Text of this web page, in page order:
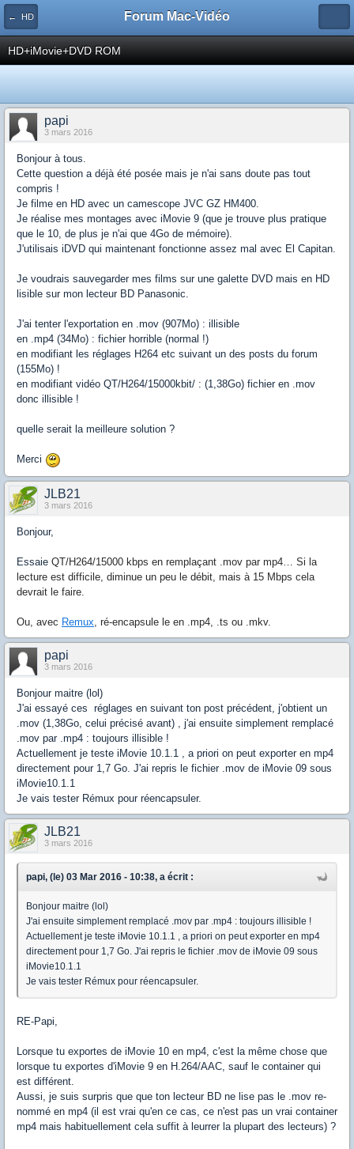
← HD Forum Mac-Vidéo
HD+iMovie+DVD ROM
papi
3 mars 2016
Bonjour à tous.
Cette question a déjà été posée mais je n'ai sans doute pas tout
compris !
Je filme en HD avec un camescope JVC GZ HM400.
Je réalise mes montages avec iMovie 9 (que je trouve plus pratique
que le 10, de plus je n'ai que 4Go de mémoire).
J'utilisais iDVD qui maintenant fonctionne assez mal avec El Capitan.
Je voudrais sauvegarder mes films sur une galette DVD mais en HD
lisible sur mon lecteur BD Panasonic.
J'ai tenter l'exportation en .mov (907Mo) : illisible
en .mp4 (34Mo) : fichier horrible (normal !)
en modifiant les réglages H264 etc suivant un des posts du forum
(155Mo) !
en modifiant vidéo QT/H264/15000kbit/ : (1,38Go) fichier en .mov
donc illisible !
quelle serait la meilleure solution ?
Merci
JLB21
3 mars 2016
Bonjour,
Essaie QT/H264/15000 kbps en remplaçant .mov par mp4… Si la
lecture est difficile, diminue un peu le débit, mais à 15 Mbps cela
devrait le faire.
Ou, avec Remux , ré-encapsule le en .mp4, .ts ou .mkv.
papi
3 mars 2016
Bonjour maitre (lol)
J'ai essayé ces réglages en suivant ton post précédent, j'obtient un
.mov (1,38Go, celui précisé avant) , j'ai ensuite simplement remplacé
.mov par .mp4 : toujours illisible !
Actuellement je teste iMovie 10.1.1 , a priori on peut exporter en mp4
directement pour 1,7 Go. J'ai repris le fichier .mov de iMovie 09 sous
iMovie10.1.1
Je vais tester Rémux pour réencapsuler.
JLB21
3 mars 2016
papi, (le) 03 Mar 2016 - 10:38, a écrit :
Bonjour maitre (lol)
J'ai ensuite simplement remplacé .mov par .mp4 : toujours illisible !
Actuellement je teste iMovie 10.1.1 , a priori on peut exporter en mp4
directement pour 1,7 Go. J'ai repris le fichier .mov de iMovie 09 sous
iMovie10.1.1
Je vais tester Rémux pour réencapsuler.
RE-Papi,
Lorsque tu exportes de iMovie 10 en mp4, c'est la même chose que
lorsque tu exportes d'iMovie 9 en H.264/AAC, sauf le container qui
est différent.
Aussi, je suis surpris que que ton lecteur BD ne lise pas le .mov re-
nommé en mp4 (il est vrai qu'en ce cas, ce n'est pas un vrai container
mp4 mais habituellement cela suffit à leurrer la plupart des lecteurs) ?